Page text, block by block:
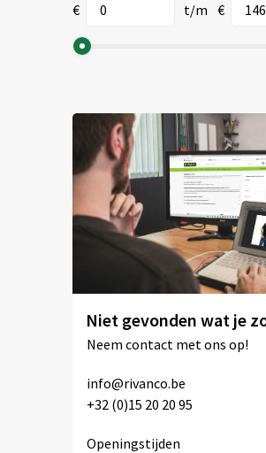
€ t/m €
Niet gevonden wat je
Neem contact met ons op!
info@rivanco.be
+32 (0)15 20 20 95
Openingstijden